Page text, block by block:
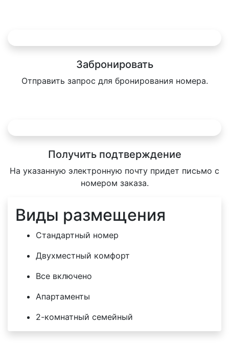
Забронировать
Отправить запрос для бронирования номера.
Получить подтверждение
На указанную электронную почту придет письмо с
номером заказа.
Виды размещения
Стандартный номер
Двухместный комфорт
Все включено
Апартаменты
2-комнатный семейный